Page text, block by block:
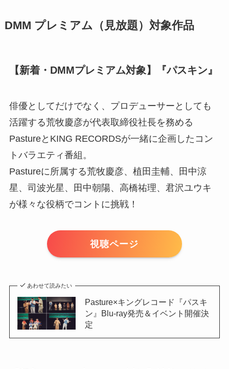
DMM プレミアム（見放題）対象作品
【新着・DMMプレミアム対象】『パスキン』
俳優としてだけでなく、プロデューサーとしても
活躍する荒牧慶彦が代表取締役社長を務める
PastureとKING RECORDSが一緒に企画したコン
トバラエティ番組。
Pastureに所属する荒牧慶彦、植田圭輔、田中涼
星、司波光星、田中朝陽、高橋祐理、君沢ユウキ
が様々な役柄でコントに挑戦！
視聴ページ
あわせて読みたい
Pasture×キングレコード『パスキ
ン』Blu-ray発売＆イベント開催決
定